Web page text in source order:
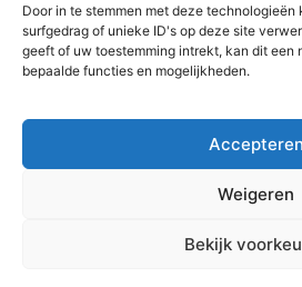
Door in te stemmen met deze
surfgedrag of unieke ID's op deze site
geeft of uw toestemming intrekt, kan dit een
bepaalde functies en mogelijkheden.
Accepteren
Weigeren
Bekijk
Onze
informatie
Bericht categorie
@2025 www.artikelschrijven.be.